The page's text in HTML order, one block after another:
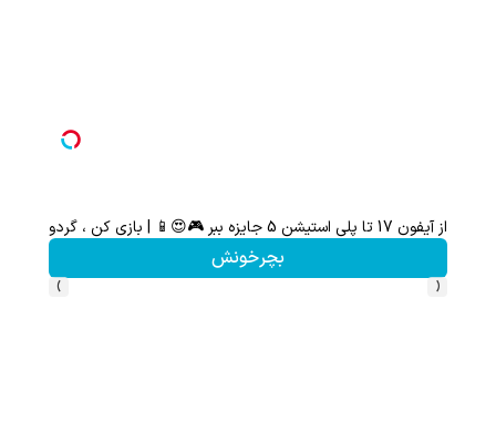
از آیفون 17 تا پلی استیشن 5 جایزه ببر 🎮😍📱 | بازی کن ، گردونه بچرخون
بچرخونش
‹
›